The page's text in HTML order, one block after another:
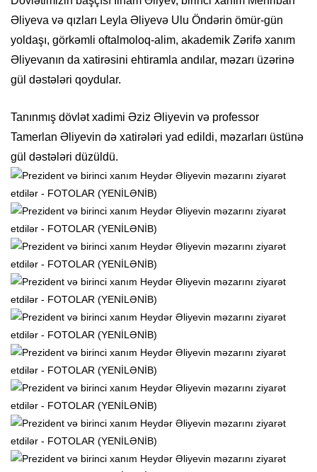
Əliyeva və qızları Leyla Əliyevə Ulu Öndərin ömür-gün
yoldaşı, görkəmli oftalmoloq-alim, akademik Zərifə xanım
Əliyevanın da xatirəsini ehtiramla andılar, məzarı üzərinə
gül dəstələri qoydular.
Tanınmış dövlət xadimi Əziz Əliyevin və professor
Tamerlan Əliyevin də xatirələri yad edildi, məzarları üstünə
gül dəstələri düzüldü.